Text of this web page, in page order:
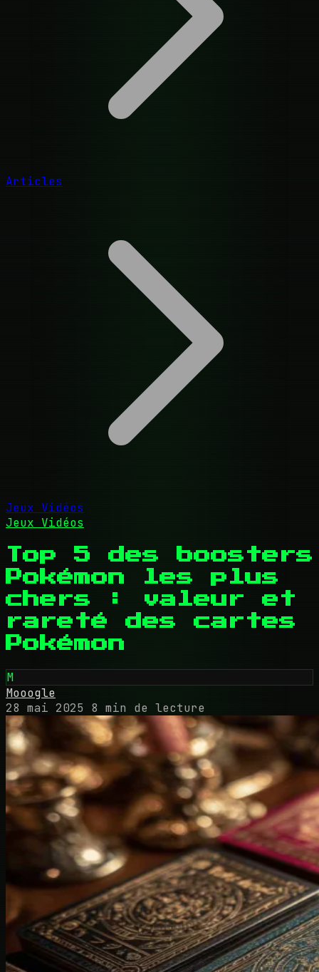
Articles
Jeux Vidéos
Jeux Vidéos
Top 5 des boosters
Pokémon les plus
chers : valeur et
rareté des cartes
Pokémon
M
Mooogle
28 mai 2025
8 min de lecture